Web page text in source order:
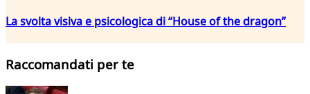
La svolta visiva e psicologica di “House of the dragon”
Raccomandati per te